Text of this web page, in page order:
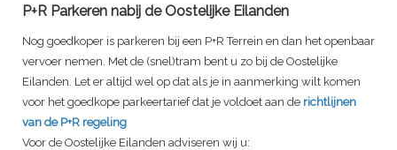
P+R Parkeren nabij de Oostelijke Eilanden
Nog goedkoper is parkeren bij een P+R Terrein en dan het openbaar
vervoer nemen. Met de (snel)tram bent u zo bij de Oostelijke
Eilanden. Let er altijd wel op dat als je in aanmerking wilt komen
voor het goedkope parkeertarief dat je voldoet aan de richtlijnen
van de P+R regeling
Voor de Oostelijke Eilanden adviseren wij u: